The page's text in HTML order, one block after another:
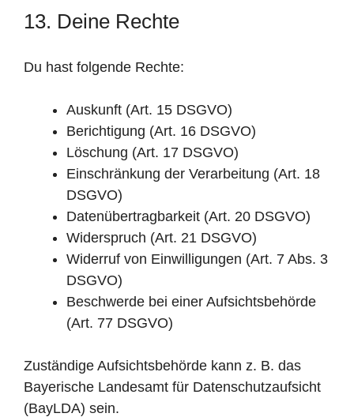
13. Deine Rechte
Du hast folgende Rechte:
Auskunft (Art. 15 DSGVO)
Berichtigung (Art. 16 DSGVO)
Löschung (Art. 17 DSGVO)
Einschränkung der Verarbeitung (Art. 18
DSGVO)
Datenübertragbarkeit (Art. 20 DSGVO)
Widerspruch (Art. 21 DSGVO)
Widerruf von Einwilligungen (Art. 7 Abs. 3
DSGVO)
Beschwerde bei einer Aufsichtsbehörde
(Art. 77 DSGVO)
Zuständige Aufsichtsbehörde kann z. B. das
Bayerische Landesamt für Datenschutzaufsicht
(BayLDA) sein.